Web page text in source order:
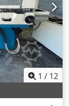
100,00
apm. 8,60 x
ar
V ass
maiņas
automātiskā
vadības
Bez
1 / 12